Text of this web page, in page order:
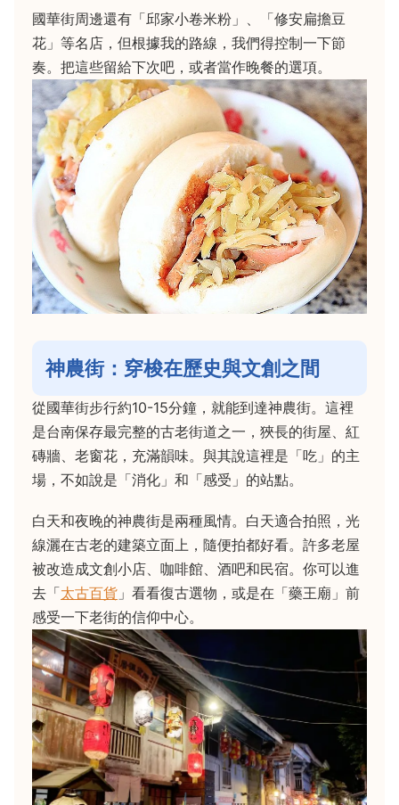
國華街周邊還有「邱家小卷米粉」、「修安扁擔豆
花」等名店，但根據我的路線，我們得控制一下節
奏。把這些留給下次吧，或者當作晚餐的選項。
神農街：穿梭在歷史與文創之間
從國華街步行約10-15分鐘，就能到達神農街。這裡
是台南保存最完整的古老街道之一，狹長的街屋、紅
磚牆、老窗花，充滿韻味。與其說這裡是「吃」的主
場，不如說是「消化」和「感受」的站點。
白天和夜晚的神農街是兩種風情。白天適合拍照，光
線灑在古老的建築立面上，隨便拍都好看。許多老屋
被改造成文創小店、咖啡館、酒吧和民宿。你可以進
去「太古百貨 」看看復古選物，或是在「藥王廟」前
感受一下老街的信仰中心。